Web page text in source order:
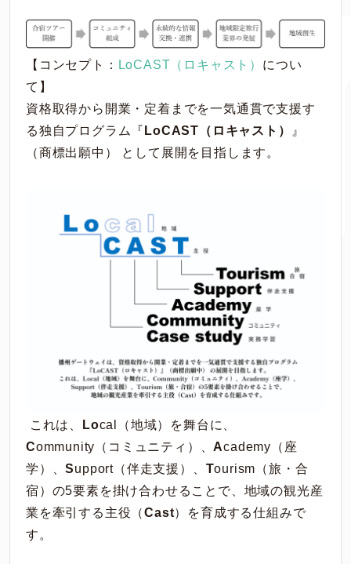
【コンセプト： LoCAST（ロキャスト） につい
て】
資格取得から開業・定着までを一気通貫で支援す
る独自プログラム『 LoCAST（ロキャスト）
』
（商標出願中） として展開を目指します。
これは、 Local（地域）を舞台に、
Community（コミュニティ）、Academy（座
学）、Support（伴走支援）、 Tourism（旅・合
宿）の5要素を掛け合わせることで、地域の観光産
業を牽引する主役（Cast）を育成する仕組みで
す。